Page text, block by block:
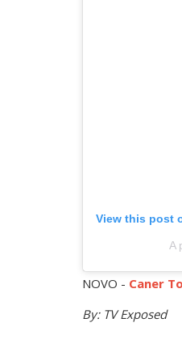
View this post
A
NOVO - Caner
By: TV Exposed